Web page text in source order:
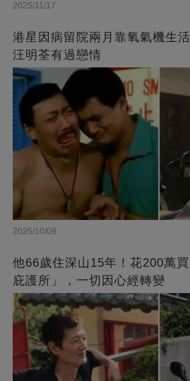
2025/11/17
港星因病留院兩月靠氧氣機生
汪明荃有過戀情
2025/10/08
他66歲住深山15年！花200萬
庇護所」，一切因心經轉變